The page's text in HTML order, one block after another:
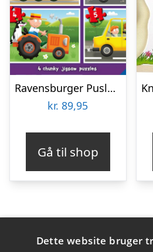
Ravensburger Puslespil – Travel Far – My First Puzzles – 4 Stk
kr. 89,95
Gå til shop
Varekategorier
Dette website bruger